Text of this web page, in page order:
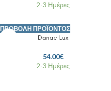
2-3 Ημέρες
ΠΡΟΒΟΛΉ ΠΡΟΪΌΝΤΟΣ
Danae Lux
54.00€
2-3 Ημέρες